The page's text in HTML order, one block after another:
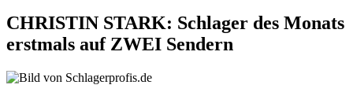
CHRISTIN STARK: Schlager des Monats
erstmals auf ZWEI Sendern